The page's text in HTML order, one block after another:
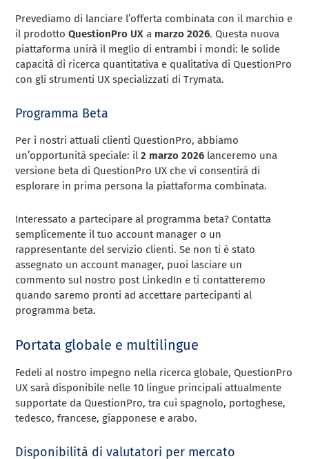
Prevediamo di lanciare l’offerta combinata con il marchio e
il prodottoQuestionPro UX a marzo 2026. Questa nuova
piattaforma unirà il meglio di entrambi i mondi: le solide
capacità di ricerca quantitativa e qualitativa di QuestionPro
con gli strumenti UX specializzati di Trymata.
Programma Beta
Per i nostri attuali clienti QuestionPro, abbiamo
un’opportunità speciale: il2 marzo 2026 lanceremo una
versione beta di QuestionPro UX che vi consentirà di
esplorare in prima persona la piattaforma combinata.
Interessato a partecipare al programma beta? Contatta
semplicemente il tuo account manager o un
rappresentante del servizio clienti. Se non ti è stato
assegnato un account manager, puoi lasciare un
commento sul nostro post LinkedIn e ti contatteremo
quando saremo pronti ad accettare partecipanti al
programma beta.
Portata globale e multilingue
Fedeli al nostro impegno nella ricerca globale, QuestionPro
UX sarà disponibile nelle 10 lingue principali attualmente
supportate da QuestionPro, tra cui spagnolo, portoghese,
tedesco, francese, giapponese e arabo.
Disponibilità di valutatori per mercato